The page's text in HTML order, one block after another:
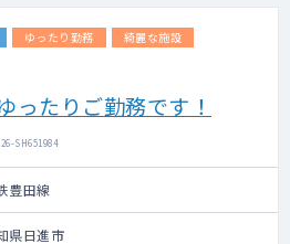
ゆったり勤務
綺麗な施設
ったりご勤務です！
SH651984
豊田線
県日進市